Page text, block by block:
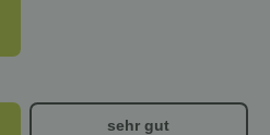
sehr gut